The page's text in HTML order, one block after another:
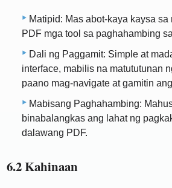
Matipid: Mas abot-kaya kaysa
PDF mga tool sa paghahambing
Dali ng Paggamit: Simple at
interface, mabilis na matututunan
paano mag-navigate at gamitin
Mabisang Paghahambing:
binabalangkas ang lahat ng
dalawang PDF.
6.2 Kahinaan